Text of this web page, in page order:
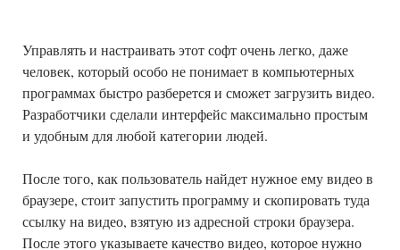
Управлять и настраивать этот софт очень легко, даже
человек, который особо не понимает в компьютерных
программах быстро разберется и сможет загрузить видео.
Разработчики сделали интерфейс максимально простым
и удобным для любой категории людей.
После того, как пользователь найдет нужное ему видео в
браузере, стоит запустить программу и скопировать туда
ссылку на видео, взятую из адресной строки браузера.
После этого указываете качество видео, которое нужно